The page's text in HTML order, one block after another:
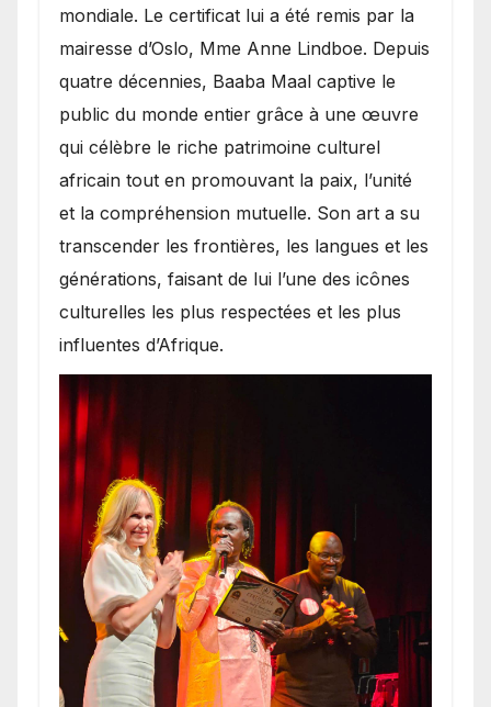
mondiale. Le certificat lui a été remis par la
mairesse d’Oslo, Mme Anne Lindboe. Depuis
quatre décennies, Baaba Maal captive le
public du monde entier grâce à une œuvre
qui célèbre le riche patrimoine culturel
africain tout en promouvant la paix, l’unité
et la compréhension mutuelle. Son art a su
transcender les frontières, les langues et les
générations, faisant de lui l’une des icônes
culturelles les plus respectées et les plus
influentes d’Afrique.